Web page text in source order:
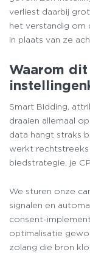
verliest daarbij
het verstandig om
in plaats van ze
Waarom
Smart Bidding,
draaien allemaal
data hangt straks
werkt rechtstreeks
biedstrategie, je
We sturen onze
signalen en
consent-
optimalisatie
zolang die bron